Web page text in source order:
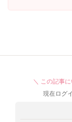
＼ この記事
現在ログ